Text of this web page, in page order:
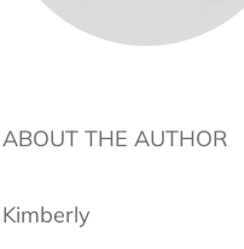
ABOUT THE AUTHOR
Kimberly